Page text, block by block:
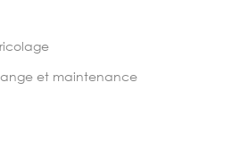
et maintenance